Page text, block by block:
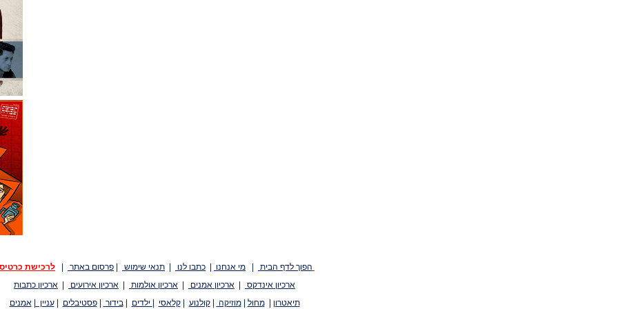
הפוך לדף הבית מי אנחנו כתבו לנו תנאי שימוש פרסום באתר
לרכישת
ארכיון אינדקס
ארכיון אמנים ארכיון אולמות ארכיון אירועים
ארכיון כתבות
תיאטרון
|מחול |מוזיקה |קולנוע |קלאסי ילדים |בידור |פסטיבלים |עניין |אמנים